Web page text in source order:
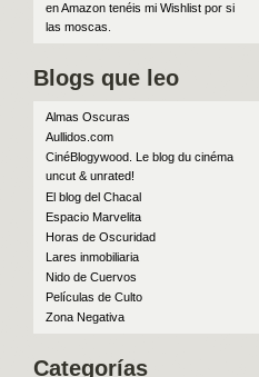
en Amazon tenéis mi Wishlist por si
las moscas
Blogs que leo
Almas Oscuras
Aullidos.com
CinéBlogywood. Le blog du cinéma
uncut & unrated!
El blog del Chacal
Espacio Marvelita
Horas de Oscuridad
Lares inmobiliaria
Nido de Cuervos
Películas de Culto
Zona Negativa
Categorías